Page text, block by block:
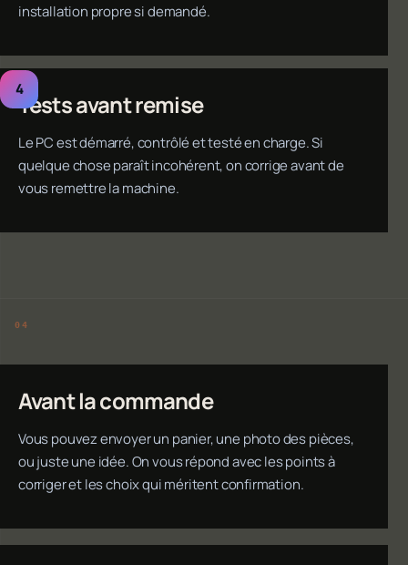
installation propre si demandé.
Tests avant remise
Le PC est démarré, contrôlé et testé en charge. Si
quelque chose paraît incohérent, on corrige avant de
vous remettre la machine.
Avant la commande
Vous pouvez envoyer un panier, une photo des pièces,
ou juste une idée. On vous répond avec les points à
corriger et les choix qui méritent confirmation.